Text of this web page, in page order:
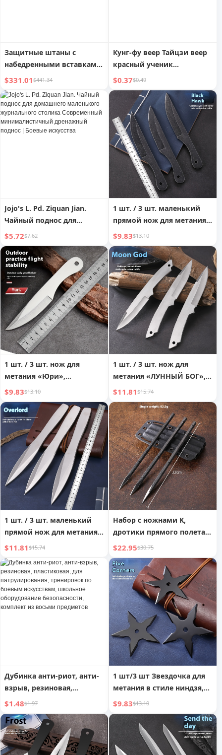
Защитные штаны с
набедренными вставками
для боевых искусств,
противоударные лыжные
доспехи, мужские и
женские, для взрослых и
детей, из кевлара, для
сноуборда
$331.01$441.34
Кунг-фу веер Тайцзи веер
красный ученик
начальной школы дети
снежный танец китайский
стиль веер двойной
боевые искусства 33,33 см
$0.37$0.49
Jojo's L. Pd. Ziquan Jian.
Чайный поднос для
домашнего маленького
журнального столика
Современный
минималистичный
дренажный поднос |
Боевые искусства
$5.72$7.62
1 шт. / 3 шт. маленький
прямой нож для метания,
стальная игла для
метания, боевые
искусства, ива, прямой
нож для самообороны
$9.83$13.10
1 шт. / 3 шт. нож для
метания «Юри»,
маленький прямой нож
для метания, стальная
игла для метания, боевые
искусства, ива, прямой
нож для самообороны
$9.83$13.10
1 шт. / 3 шт. нож для
метания «ЛУННЫЙ БОГ»,
маленький прямой нож
для метания, стальная
игла для метания, боевые
искусства, нож для
самообороны
$11.81$15.74
1 шт. / 3 шт. маленький
прямой нож для метания
на открытом воздухе,
вращающийся, стальная
игла для метания, боевые
искусства, король bullies,
прямой нож для
самообороны
$11.81$15.74
Набор с ножнами K,
дротики прямого полета,
вращающиеся стальные
иглы, метательные
боевые искусства,
метательные иглы,
дротики для самообороны
$22.95$30.75
Дубинка анти-риот, анти-
взрыв, резиновая,
пластиковая, для
патрулирования,
тренировок по боевым
искусствам, школьное
оборудование
$1.48$1.97
1 шт/3 шт Звездочка для
метания в стиле ниндзя,
для боевых искусств, для
тренировок на открытом
воздухе,
профессиональные
прямые, вращающиеся,
$9.83$13.10